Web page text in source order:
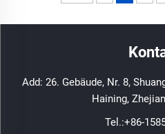
Add: 26. Gebäude, Nr. 8,
Haining,
Tel.:+86-